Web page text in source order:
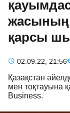
жасының
қарсы
02.09.22, 21:56
Қазақстан
мен тоқтауына
Business.